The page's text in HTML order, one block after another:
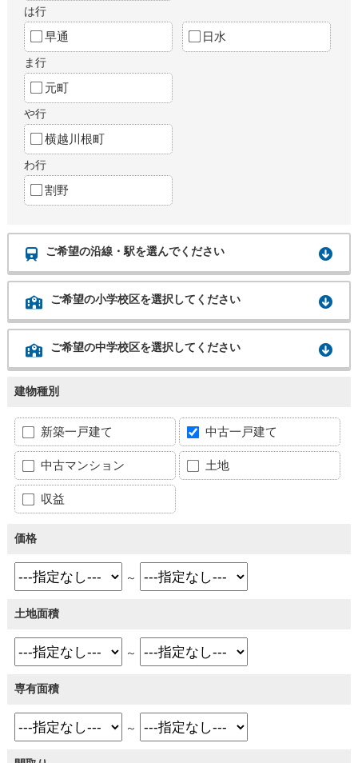
は行
早通 日水
ま行
元町
や行
横越川根町
わ行
割野
ご希望の沿線・駅を選んでください
ご希望の小学校区を選択してください
ご希望の中学校区を選択してください
建物種別
新築一戸建て 中古一戸建て
中古マンション 土地
収益
価格
～
土地面積
～
専有面積
～